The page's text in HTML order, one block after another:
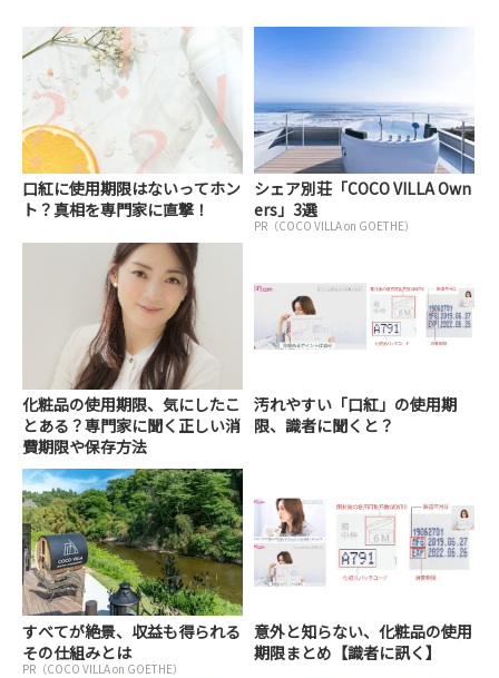
口紅に使用期限はないってホン
ト？真相を専門家に直撃！
シェア別荘「COCO VILLA Own
ers」3選
PR（COCO VILLA on GOETHE）
化粧品の使用期限、気にしたこ
とある？専門家に聞く正しい消
費期限や保存方法
汚れやすい「口紅」の使用期
限、識者に聞くと？
すべてが絶景、収益も得られる
その仕組みとは
PR（COCO VILLA on GOETHE）
意外と知らない、化粧品の使用
期限まとめ【識者に訊く】